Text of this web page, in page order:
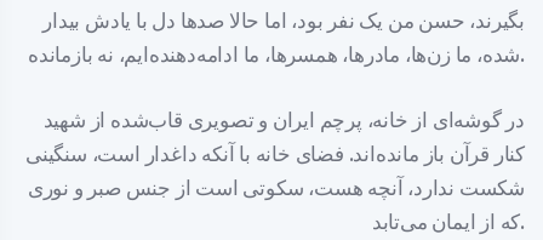
بگیرند، حسن من یک نفر بود، اما حالا صدها دل با یادش بیدار
شده، ما زن‌ها، مادرها، همسرها، ما ادامه‌دهنده‌ایم، نه بازمانده.
در گوشه‌ای از خانه، پرچم ایران و تصویری قاب‌شده از شهید
کنار قرآن باز مانده‌اند. فضای خانه با آنکه داغدار است، سنگینی
شکست ندارد، آنچه هست، سکوتی است از جنس صبر و نوری
که از ایمان می‌تابد.